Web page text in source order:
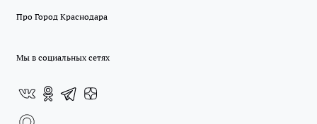
Про Город Краснодара
Мы в социальных сетях